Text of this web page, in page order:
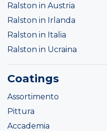
Ralston in Austria
Ralston in Irlanda
Ralston in Italia
Ralston in Ucraina
Coatings
Assortimento
Pittura
Accademia